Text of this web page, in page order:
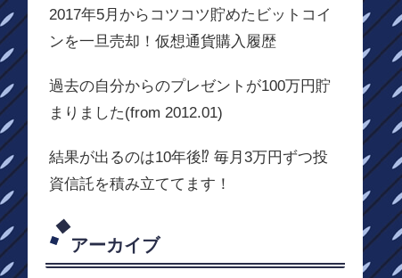
2017年5月からコツコツ貯めたビットコイ
ンを一旦売却！仮想通貨購入履歴
過去の自分からのプレゼントが100万円貯
まりました(from 2012.01)
結果が出るのは10年後⁉ 毎月3万円ずつ投
資信託を積み立ててます！
アーカイブ